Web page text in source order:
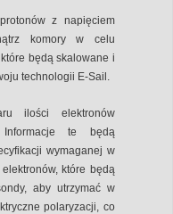
z napięciem
komory w celu
będą skalowane i
technologii E-Sail.
ilości elektronów
te będą
wymaganej w
które będą
aby utrzymać w
polaryzacji, co